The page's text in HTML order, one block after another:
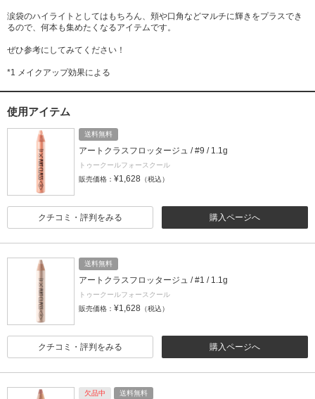
涙袋のハイライトとしてはもちろん、頬や口角などマルチに輝きをプラスでき
るので、何本も集めたくなるアイテムです。
ぜひ参考にしてみてください！
*1 メイクアップ効果による
使用アイテム
送料無料
アートクラスフロッタージュ / #9 / 1.1g
トゥークールフォースクール
販売価格： ¥1,628 （税込）
購入ページへ
クチコミ・評判をみる
送料無料
アートクラスフロッタージュ / #1 / 1.1g
トゥークールフォースクール
販売価格： ¥1,628 （税込）
購入ページへ
クチコミ・評判をみる
欠品中 送料無料